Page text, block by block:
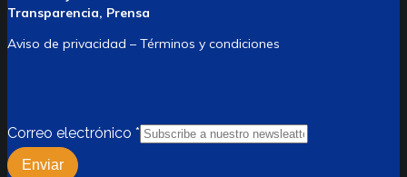
Transparencia, Prensa
Aviso de privacidad – Términos y condiciones
Correo electrónico *
Enviar